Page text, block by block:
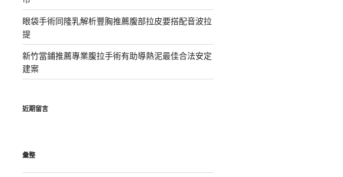
眼袋手術同隆乳解析豐胸推薦腹部拉皮要搭配音波拉
提
新竹當鋪推薦專業腹拉手術有助導熱泥最佳合法安定
建案
近期留言
彙整